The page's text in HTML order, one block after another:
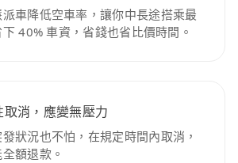
車降低空車率，讓你中長途搭乘最
下 40% 車資，省錢也省比價時間。
取消，應變無壓力
發狀況也不怕，在規定時間內取消，
額退款。